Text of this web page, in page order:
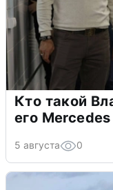
Кто такой
его
5 августа 0